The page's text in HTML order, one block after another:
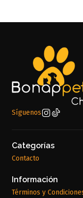
Síguenos
Categorías
Contacto
Información
Términos y